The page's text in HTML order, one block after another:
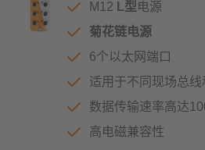
M12 L型电源
菊花链电源
6个以太网端口
适用于不同现场总
数据传输速率高达
高电磁兼容性